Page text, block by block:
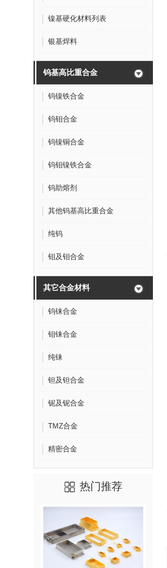
镍基硬化材料列表
银基焊料
钨基高比重合金
钨镍铁合金
钨钼合金
钨镍铜合金
钨钼镍铁合金
钨助熔剂
其他钨基高比重合金
纯钨
钼及钼合金
其它合金材料
钨铼合金
钼铼合金
纯铼
钽及钽合金
铌及铌合金
TMZ合金
精密合金
热门推荐